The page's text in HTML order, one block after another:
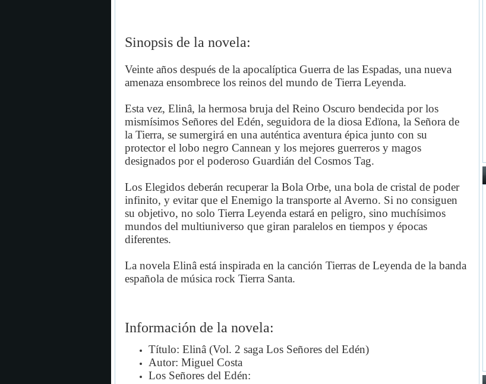
Sinopsis de la novela:
Veinte años después de la apocalíptica Guerra de las Espadas, una nueva
amenaza ensombrece los reinos del mundo de Tierra Leyenda.
Esta vez, Elinâ, la hermosa bruja del Reino Oscuro bendecida por los
mismísimos Señores del Edén, seguidora de la diosa Edïona, la Señora de
la Tierra, se sumergirá en una auténtica aventura épica junto con su
protector el lobo negro Cannean y los mejores guerreros y magos
designados por el poderoso Guardián del Cosmos Tag.
Los Elegidos deberán recuperar la Bola Orbe, una bola de cristal de poder
infinito, y evitar que el Enemigo la transporte al Averno. Si no consiguen
su objetivo, no solo Tierra Leyenda estará en peligro, sino muchísimos
mundos del multiuniverso que giran paralelos en tiempos y épocas
diferentes.
La novela Elinâ está inspirada en la canción Tierras de Leyenda de la banda
española de música rock Tierra Santa.
Información de la novela:
Título: Elinâ (Vol. 2 saga Los Señores del Edén)
Autor: Miguel Costa
Los Señores del Edén: